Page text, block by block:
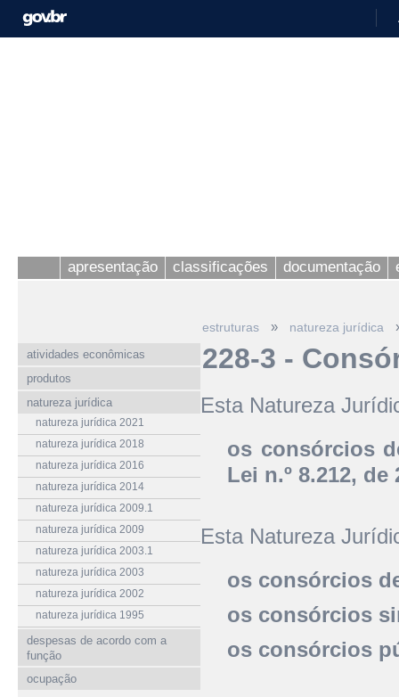
apresentação classificações documentação
atividades econômicas
produtos
natureza jurídica
natureza jurídica 2021
natureza jurídica 2018
natureza jurídica 2016
natureza jurídica 2014
natureza jurídica 2009.1
natureza jurídica 2009
natureza jurídica 2003.1
natureza jurídica 2003
natureza jurídica 2002
natureza jurídica 1995
despesas de acordo com a
função
ocupação
estruturas » natureza jurídica
228-3 -
Esta Natureza
os consórcios
Lei n.º 8.212, de
Esta Natureza
os consórcios
os consórcios
os consórcios